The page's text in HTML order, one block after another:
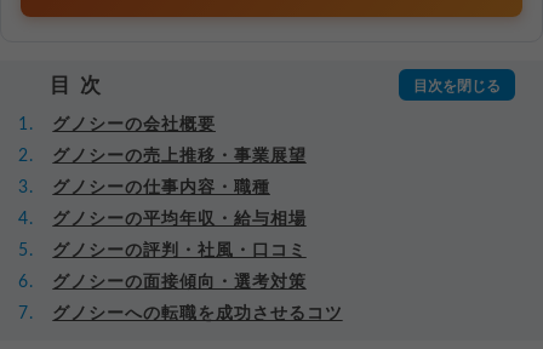
目次
グノシーの会社概要
グノシーの売上推移・事業展望
グノシーの仕事内容・職種
グノシーの平均年収・給与相場
グノシーの評判・社風・口コミ
グノシーの面接傾向・選考対策
グノシーへの転職を成功させるコツ